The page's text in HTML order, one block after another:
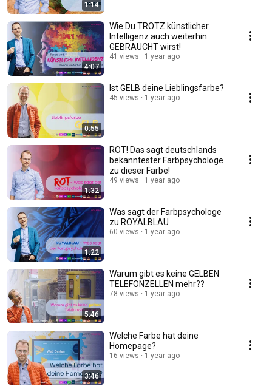
1:14
4:07
Wie Du TROTZ künstlicher
Intelligenz auch weiterhin
GEBRAUCHT wirst!
41 views 1 year ago
0:55
Ist GELB deine Lieblingsfarbe?
45 views 1 year ago
1:32
ROT! Das sagt deutschlands
bekanntester Farbpsychologe
zu dieser Farbe!
49 views 1 year ago
1:22
Was sagt der Farbpsychologe
zu ROYALBLAU
60 views 1 year ago
5:46
Warum gibt es keine GELBEN
TELEFONZELLEN mehr??
78 views 1 year ago
3:46
Welche Farbe hat deine
Homepage?
16 views 1 year ago